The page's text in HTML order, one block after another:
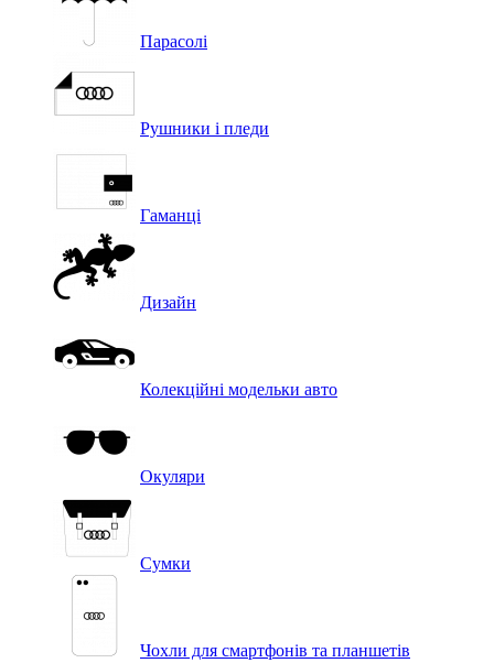
Парасолі
Рушники і пледи
Гаманці
Дизайн
Колекційні модельки авто
Окуляри
Сумки
Чохли для смартфонів та планшетів